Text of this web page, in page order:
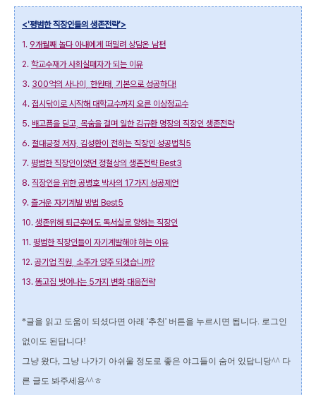
<'평범한 직장인들의 생존전략'>
1. 9개월째 놀다 아내에게 떠밀려 상담온 남편
2. 학교수재가 사회실패자가 되는 이유
3. 300억의 사나이, 한원태, 기본으로 성공하다!
4. 접시닦이로 시작해 대학교수까지 오른 이상정교수
5. 배고픔을 딛고, 목숨을 걸며 일한 김규환 명장의 직장인 생존전략
6. 절대긍정 저자, 김성환이 전하는 직장인 성공법칙5
7. 평범한 직장인이었던 정철상의 생존전략 Best3
8. 직장인을 위한 공병호 박사의 17가지 성공제언
9. 즐거운 자기계발 방법 Best5
10. 생존위해 퇴근후에도 독서실로 향하는 직장인
11. 평범한 직장인들이 자기계발해야 하는 이유
12. 공기업 직원, 소주가 양주 되겠습니까?
13. 똥고집 벗어나는 5가지 변화 대응전략
*글을 읽고 도움이 되셨다면 아래 '추천' 버튼을 누르시면 됩니다. 로그인
없이도 된답니다!
그냥 왔다, 그냥 나가기 아쉬울 정도로 좋은 야그들이 숨어 있답니당^^ 다
른 글도 봐주세용^^ㅎ